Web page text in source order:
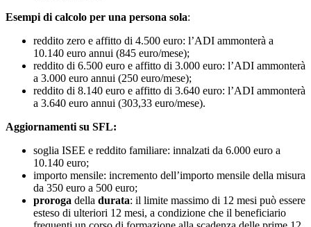
Esempi di calcolo per una persona sola:
reddito zero e affitto di 4.500 euro: l’ADI ammonterà a
10.140 euro annui (845 euro/mese);
reddito di 6.500 euro e affitto di 3.000 euro: l’ADI ammonterà
a 3.000 euro annui (250 euro/mese);
reddito di 8.140 euro e affitto di 3.640 euro: l’ADI ammonterà
a 3.640 euro annui (303,33 euro/mese).
Aggiornamenti su SFL:
soglia ISEE e reddito familiare: innalzati da 6.000 euro a
10.140 euro;
importo mensile: incremento dell’importo mensile della misura
da 350 euro a 500 euro;
proroga della durata: il limite massimo di 12 mesi può essere
esteso di ulteriori 12 mesi, a condizione che il beneficiario